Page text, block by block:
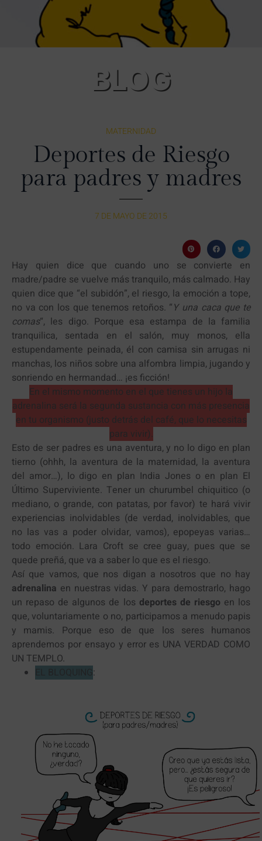
BLOG
MATERNIDAD
Deportes de Riesgo
para padres y madres
7 DE MAYO DE 2015
Hay quien dice que cuando uno se convierte en
madre/padre se vuelve más tranquilo, más calmado. Hay
quien dice que “el subidón”, el riesgo, la emoción a tope,
no va con los que tenemos retoños. “Y una caca que te
comas“, les digo. Porque esa estampa de la familia
tranquilica, sentada en el salón, muy monos, ella
estupendamente peinada, él con camisa sin arrugas ni
manchas, los niños sobre una alfombra limpia, jugando y
sonriendo en hermandad… ¡es ficción!
En el mismo momento en el que tienes un hijo la
adrenalina será la segunda sustancia con más presencia
en tu organismo (justo detrás del café, que lo necesitas
para vivir).
Esto de ser padres es una aventura, y no lo digo en plan
tierno (ohhh, la aventura de la maternidad, la aventura
del amor…), lo digo en plan India Jones o en plan El
Último Superviviente. Tener un churumbel chiquitico (o
mediano, o grande, con patatas, por favor) te hará vivir
experiencias inolvidables (de verdad, inolvidables, que
no las vas a poder olvidar, vamos), epopeyas varias…
todo emoción. Lara Croft se cree guay, pues que se
quede preñá, que va a saber lo que es el riesgo.
Así que vamos, que nos digan a nosotros que no hay
adrenalina en nuestras vidas. Y para demostrarlo, hago
un repaso de algunos de los deportes de riesgo en los
que, voluntariamente o no, participamos a menudo papis
y mamis. Porque eso de que los seres humanos
aprendemos por ensayo y error es UNA VERDAD COMO
UN TEMPLO.
: